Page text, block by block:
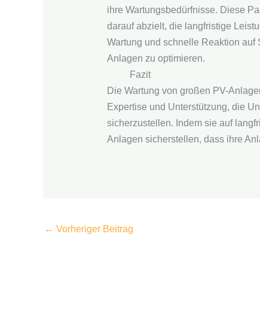
ihre Wartungsbedürfnisse. Diese
darauf abzielt, die langfristige
Wartung und schnelle Reaktion
Anlagen zu optimieren.
Fazit
Die Wartung von großen PV-
Expertise und Unterstützung, die
sicherzustellen. Indem sie auf
Anlagen sicherstellen, dass ihre
← Vorheriger Beitrag